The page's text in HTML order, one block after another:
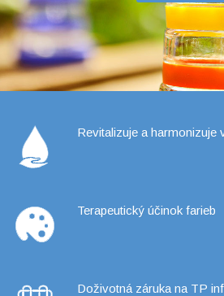
ZOBRAZIŤ
Revitalizuje a harmonizuje
Terapeutický účinok farieb
Doživotná záruka na TP